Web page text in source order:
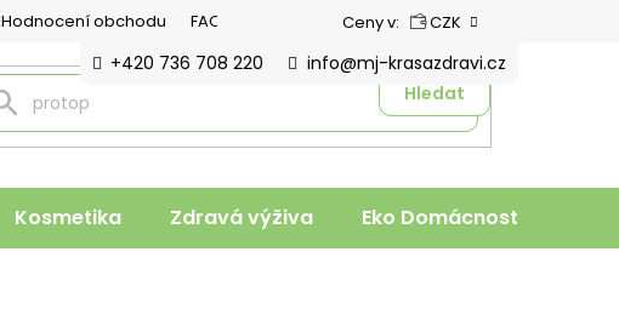
Hodnocení obchodu FAQ Ceny v: CZK
Hledat
+420 736 708 220 info@mj-krasazdravi.cz
Kosmetika Zdravá výživa Eko Domácnost